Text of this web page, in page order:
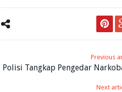
Previous
Polisi Tangkap Pengedar
Next